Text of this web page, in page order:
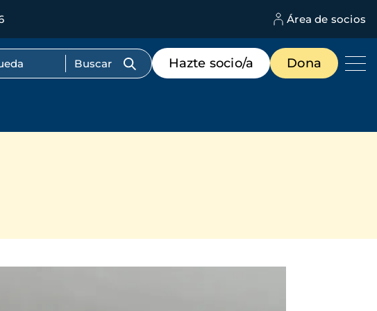
Área de socios
Menú
de
destacados
Hazte socio/a Dona